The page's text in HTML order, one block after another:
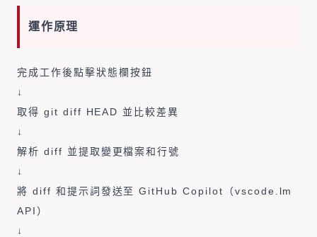
運作原理
完成工作後點擊狀態欄按鈕
↓
取得 git diff HEAD 並比較差異
↓
解析 diff 並提取變更檔案和行號
↓
將 diff 和提示詞發送至 GitHub Copilot（vscode.lm
API）
↓